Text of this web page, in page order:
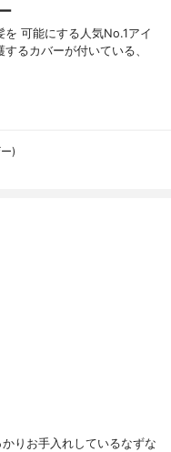
を 可能にする人気No.1アイ
るカバーが付いている、
)
りお手入れしているなずな